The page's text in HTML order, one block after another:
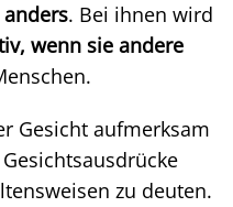
. Bei ihnen wird
wenn sie andere
Gesicht aufmerksam
zu deuten.